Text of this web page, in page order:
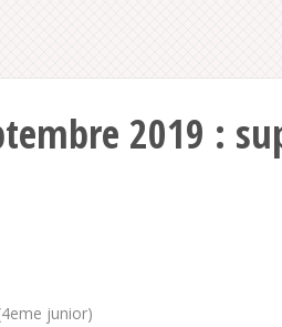
2019 :
junior)